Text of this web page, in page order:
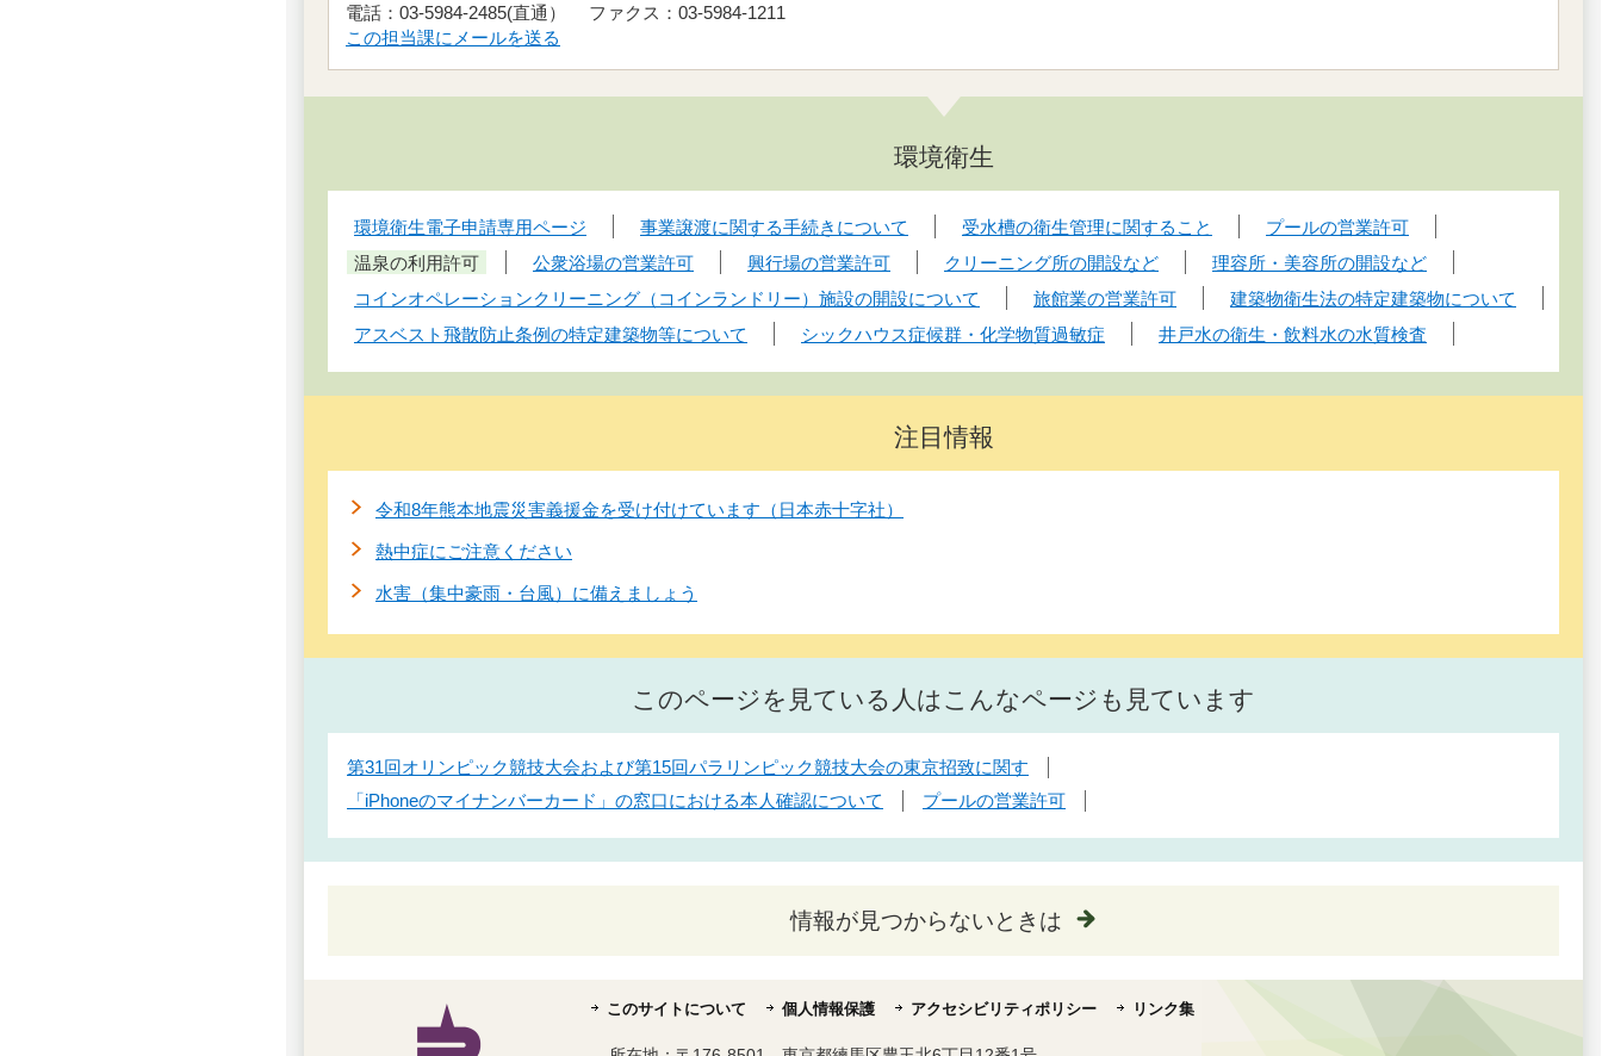
電話：03-5984-2485(直通） ファクス：03-5984-1211
この担当課にメールを送る
環境衛生
環境衛生電子申請専用ページ 事業譲渡に関する手続きについて 受水槽の衛生管理に関すること
プールの営業許可
温泉の利用許可
公衆浴場の営業許可 興行場の営業許可 クリーニング所の開設など
理容所・美容所の開設など
コインオペレーションクリーニング（コインランドリー）施設の開設について
旅館業の営業許可
建築物衛生法の特定建築物について
アスベスト飛散防止条例の特定建築物等について
シックハウス症候群・化学物質過敏症 井戸水の衛生・飲料水の水質検査
注目情報
令和8年熊本地震災害義援金を受け付けています（日本赤十字社）
熱中症にご注意ください
水害（集中豪雨・台風）に備えましょう
このページを見ている人はこんなページも見ています
第31回オリンピック競技大会および第15回パラリンピック競技大会の東京招致に関す
「iPhoneのマイナンバーカード」の窓口における本人確認について
プールの営業許可
情報が見つからないときは
このサイトについて 個人情報保護 アクセシビリティポリシー リンク集